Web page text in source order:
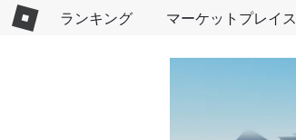
ランキング マーケットプレイス